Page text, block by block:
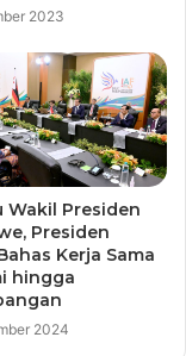
2023
Wakil Presiden
Presiden
Kerja Sama
hingga
2024